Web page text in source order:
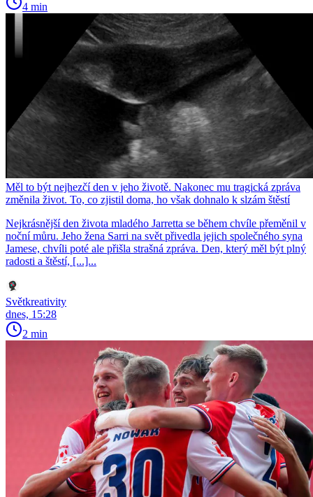
4 min
Měl to být nejhezčí den v jeho životě. Nakonec mu tragická zpráva
změnila život. To, co zjistil doma, ho však dohnalo k slzám štěstí
Nejkrásnější den života mladého Jarretta se během chvíle přeměnil v
noční můru. Jeho žena Sarri na svět přivedla jejich společného syna
Jamese, chvíli poté ale přišla strašná zpráva. Den, který měl být plný
radosti a štěstí, [...]...
Světkreativity
dnes, 15:28
2 min